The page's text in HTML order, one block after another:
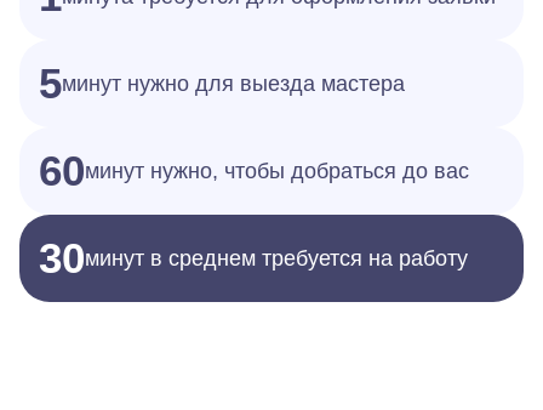
5минут нужно для выезда мастера
60минут нужно, чтобы добраться до вас
30минут в среднем требуется на работу